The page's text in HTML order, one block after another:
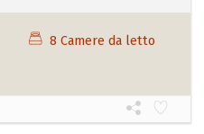
8 Camere da letto